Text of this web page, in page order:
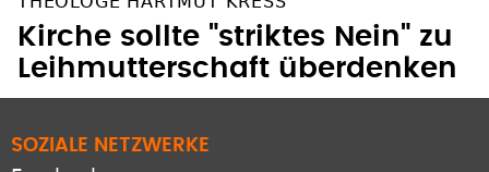
Kirche sollte "striktes Nein" zu
Leihmutterschaft überdenken
Facebook